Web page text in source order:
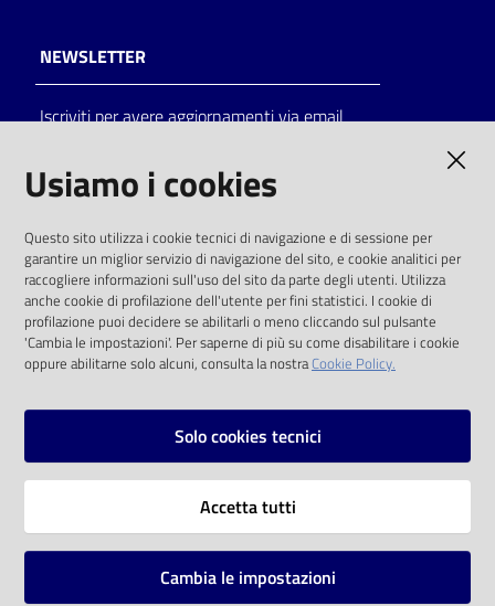
on line
Eventi
Chiedi al
bibliotecario
Avvisi
NEWSLETTER
Iscriviti per avere aggiornamenti via email
solo alle condizioni previste dalla direttiva
comunitaria 2003/98/CE e dal d.lgs. 36/2006
SOCIAL
Instagram
Vai alla pagina
Usiamo i cookies
Questo sito utilizza i cookie tecnici di navigazione e di sessione per
garantire un miglior servizio di navigazione del sito, e cookie analitici per
raccogliere informazioni sull'uso del sito da parte degli utenti. Utilizza
anche cookie di profilazione dell'utente per fini statistici. I cookie di
profilazione puoi decidere se abilitarli o meno cliccando sul pulsante
'Cambia le impostazioni'. Per saperne di più su come disabilitare i cookie
oppure abilitarne solo alcuni, consulta la nostraCookie Policy.
Solo cookies tecnici
Accetta tutti
Cambia le impostazioni